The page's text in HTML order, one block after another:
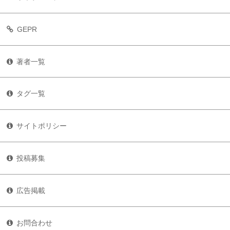
GEPR
著者一覧
タグ一覧
サイトポリシー
投稿募集
広告掲載
お問合わせ